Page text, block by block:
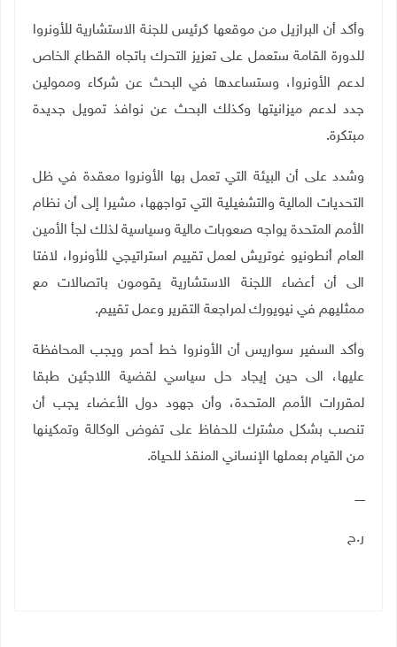
وأكد أن البرازيل من موقعها كرئيس للجنة الاستشارية للأونروا
للدورة القامة ستعمل على تعزيز التحرك باتجاه القطاع الخاص
لدعم الأونروا، وستساعدها في البحث عن شركاء وممولين
جدد لدعم ميزانيتها وكذلك البحث عن نوافذ تمويل جديدة
مبتكرة.
وشدد على أن البيئة التي تعمل بها الأونروا معقدة في ظل
التحديات المالية والتشغيلية التي تواجهها، مشيرا إلى أن نظام
الأمم المتحدة يواجه صعوبات مالية وسياسية لذلك لجأ الأمين
العام أنطونيو غوتريش لعمل تقييم استراتيجي للأونروا، لافتا
الى أن أعضاء اللجنة الاستشارية يقومون باتصالات مع
ممثليهم في نيويورك لمراجعة التقرير وعمل تقييم.
وأكد السفير سواريس أن الأونروا خط أحمر ويجب المحافظة
عليها، الى حين إيجاد حل سياسي لقضية اللاجئين طبقا
لمقررات الأمم المتحدة، وأن جهود دول الأعضاء يجب أن
تنصب بشكل مشترك للحفاظ على تفوض الوكالة وتمكينها
من القيام بعملها الإنساني المنقذ للحياة.
ـــــ
ر.ح